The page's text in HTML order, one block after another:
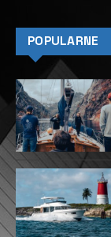
POPULARNE